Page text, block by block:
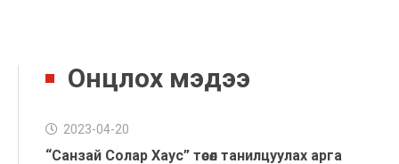
Онцлох мэдээ
2023-04-20
“Санзай Солар Хаус” төсөл танилцуулах арга